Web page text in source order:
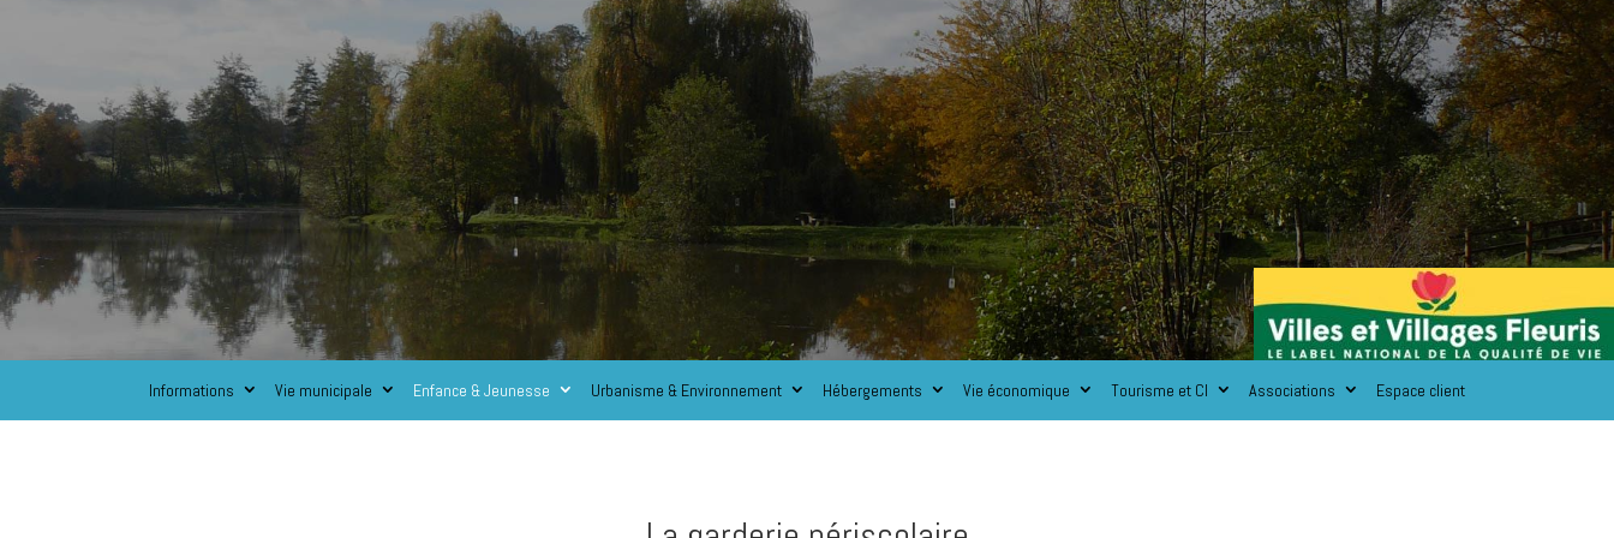
Informations Vie municipale Enfance & Jeunesse Urbanisme & Environnement Hébergements Vie économique Tourisme et CI Associations Espace client